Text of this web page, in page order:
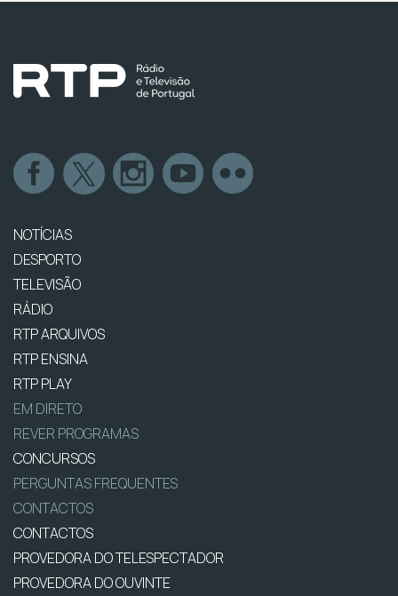
NOTÍCIAS
DESPORTO
TELEVISÃO
RÁDIO
RTP ARQUIVOS
RTP ENSINA
RTP PLAY
EM DIRETO
REVER PROGRAMAS
CONCURSOS
PERGUNTAS FREQUENTES
CONTACTOS
CONTACTOS
PROVEDORA DO TELESPECTADOR
PROVEDORA DO OUVINTE